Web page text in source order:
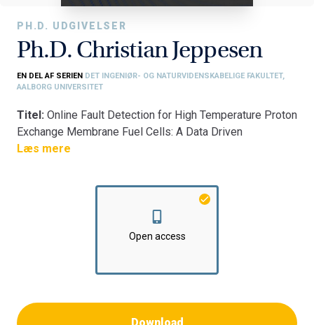
PH.D. UDGIVELSER
Ph.D. Christian Jeppesen
EN DEL AF SERIEN DET INGENIØR- OG NATURVIDENSKABELIGE FAKULTET,
AALBORG UNIVERSITET
Titel: Online Fault Detection for High Temperature Proton
Exchange Membrane Fuel Cells: A Data Driven
Impedance Approach
AAU Energi
Læs mere
Open access